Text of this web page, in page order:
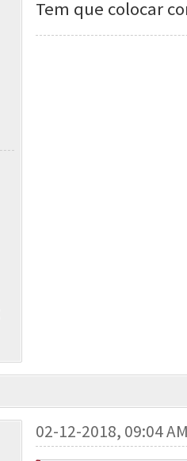
Tem que colocar
02-12-2018, 09:04